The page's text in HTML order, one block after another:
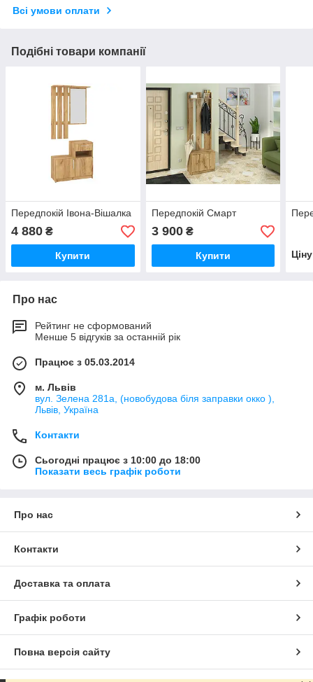
Всі умови оплати
Подібні товари компанії
Передпокій Івона-Вішалка
4 880 ₴
Купити
Передпокій Смарт
3 900₴
Купити
Про нас
Рейтинг не сформований
Менше 5 відгуків за останній рік
Працює з 05.03.2014
м. Львів
вул. Зелена 281а, (новобудова біля заправки окко ),
Львів, Україна
Контакти
Сьогодні працює з 10:00 до 18:00
Показати весь графік роботи
Про нас
Контакти
Доставка та оплата
Графік роботи
Повна версія сайту